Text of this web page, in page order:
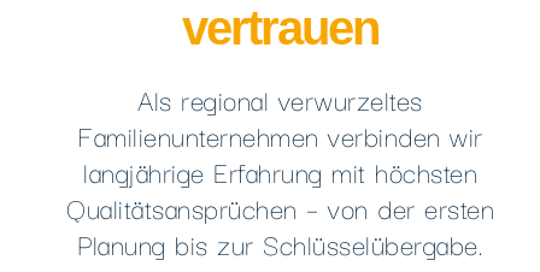
vertrauen
Als regional verwurzeltes
Familienunternehmen verbinden wir
langjährige Erfahrung mit höchsten
Qualitätsansprüchen – von der ersten
Planung bis zur Schlüsselübergabe.